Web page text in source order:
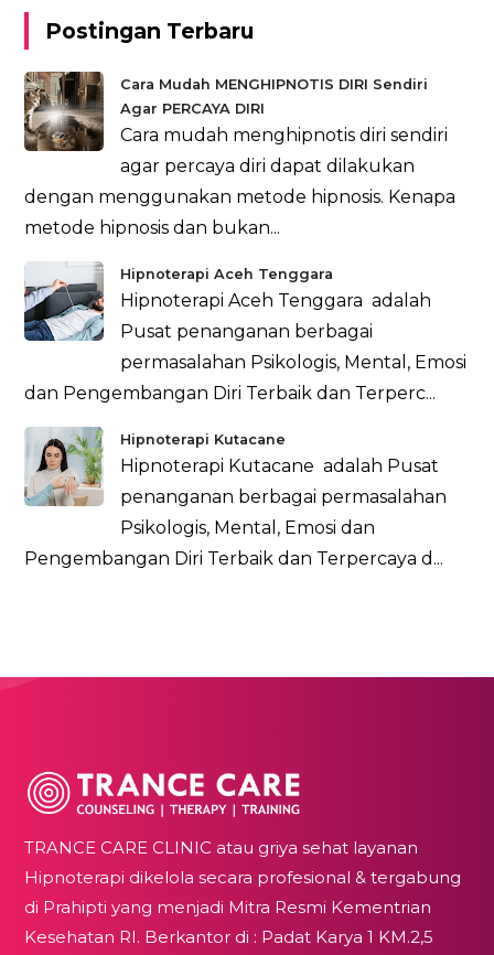
Postingan Terbaru
Cara Mudah MENGHIPNOTIS DIRI Sendiri
Agar PERCAYA DIRI
Cara mudah menghipnotis diri sendiri
agar percaya diri dapat dilakukan
dengan menggunakan metode hipnosis. Kenapa
metode hipnosis dan bukan...
Hipnoterapi Aceh Tenggara
Hipnoterapi Aceh Tenggara adalah
Pusat penanganan berbagai
permasalahan Psikologis, Mental, Emosi
dan Pengembangan Diri Terbaik dan Terperc...
Hipnoterapi Kutacane
Hipnoterapi Kutacane adalah Pusat
penanganan berbagai permasalahan
Psikologis, Mental, Emosi dan
Pengembangan Diri Terbaik dan Terpercaya d...
TRANCE CARE CLINIC atau griya sehat layanan
Hipnoterapi dikelola secara profesional & tergabung
di Prahipti yang menjadi Mitra Resmi Kementrian
Kesehatan RI. Berkantor di : Padat Karya 1 KM.2,5